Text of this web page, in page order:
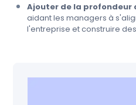
Ajouter de la profondeur
aidant les managers à
l'entreprise et construire